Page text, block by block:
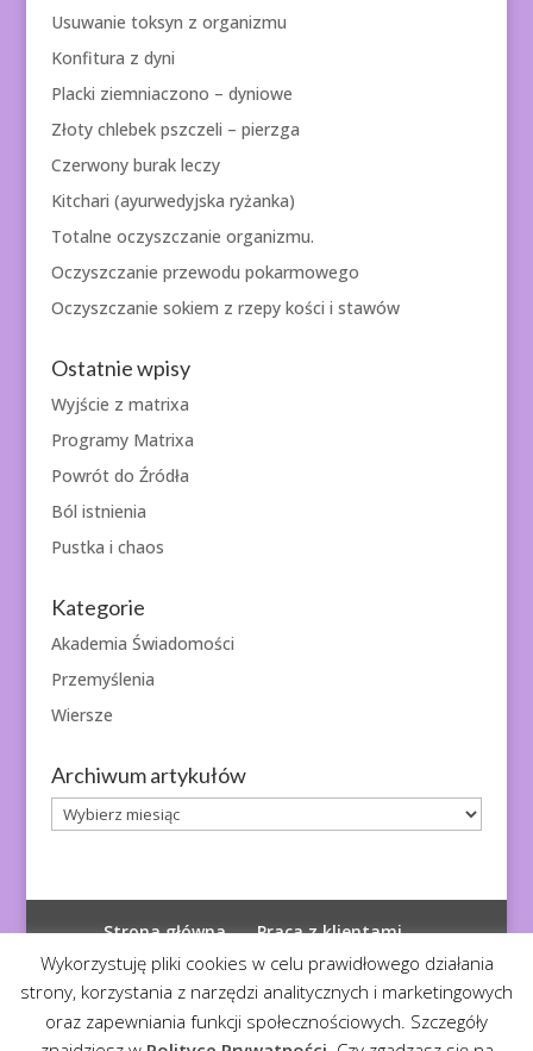
Usuwanie toksyn z organizmu
Konfitura z dyni
Placki ziemniaczono – dyniowe
Złoty chlebek pszczeli – pierzga
Czerwony burak leczy
Kitchari (ayurwedyjska ryżanka)
Totalne oczyszczanie organizmu.
Oczyszczanie przewodu pokarmowego
Oczyszczanie sokiem z rzepy kości i stawów
Ostatnie wpisy
Wyjście z matrixa
Programy Matrixa
Powrót do Źródła
Ból istnienia
Pustka i chaos
Kategorie
Akademia Świadomości
Przemyślenia
Wiersze
Archiwum artykułów
Archiwum
artykułów
Strona główna
Praca z klientami
Polityka prywatności
Wykorzystuję pliki cookies w celu prawidłowego działania
strony, korzystania z narzędzi analitycznych i marketingowych
oraz zapewniania funkcji społecznościowych. Szczegóły